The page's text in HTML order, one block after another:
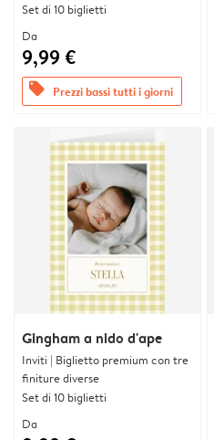
Set di 10 biglietti
Da
9,99 €
offers Prezzi bassi tutti i giorni
Gingham a nido d'ape
Inviti | Biglietto premium con tre
finiture diverse
Set di 10 biglietti
Da